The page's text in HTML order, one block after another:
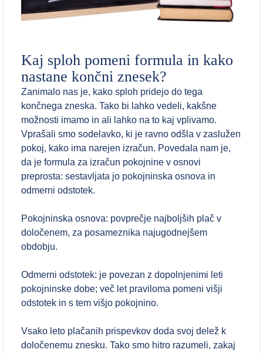
Kaj sploh pomeni formula in kako
nastane končni znesek?
Zanimalo nas je, kako sploh pridejo do tega
končnega zneska. Tako bi lahko vedeli, kakšne
možnosti imamo in ali lahko na to kaj vplivamo.
Vprašali smo sodelavko, ki je ravno odšla v zaslužen
pokoj, kako ima narejen izračun. Povedala nam je,
da je formula za izračun pokojnine v osnovi
preprosta: sestavljata jo pokojninska osnova in
odmerni odstotek.
Pokojninska osnova: povprečje najboljših plač v
določenem, za posameznika najugodnejšem
obdobju.
Odmerni odstotek: je povezan z dopolnjenimi leti
pokojninske dobe; več let praviloma pomeni višji
odstotek in s tem višjo pokojnino.
Vsako leto plačanih prispevkov doda svoj delež k
določenemu znesku. Tako smo hitro razumeli, zakaj